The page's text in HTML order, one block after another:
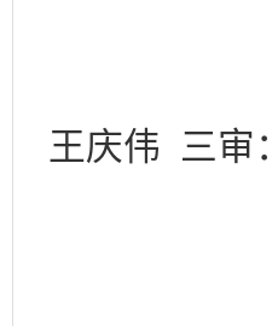
王庆伟 三审